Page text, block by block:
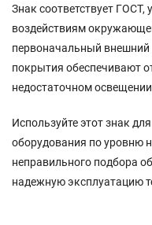
Знак соответствует ГОСТ,
воздействиям
первоначальный
покрытия обеспечивают
недостаточном
Используйте этот знак
оборудования по уровню
неправильного подбора
надежную эксплуатацию